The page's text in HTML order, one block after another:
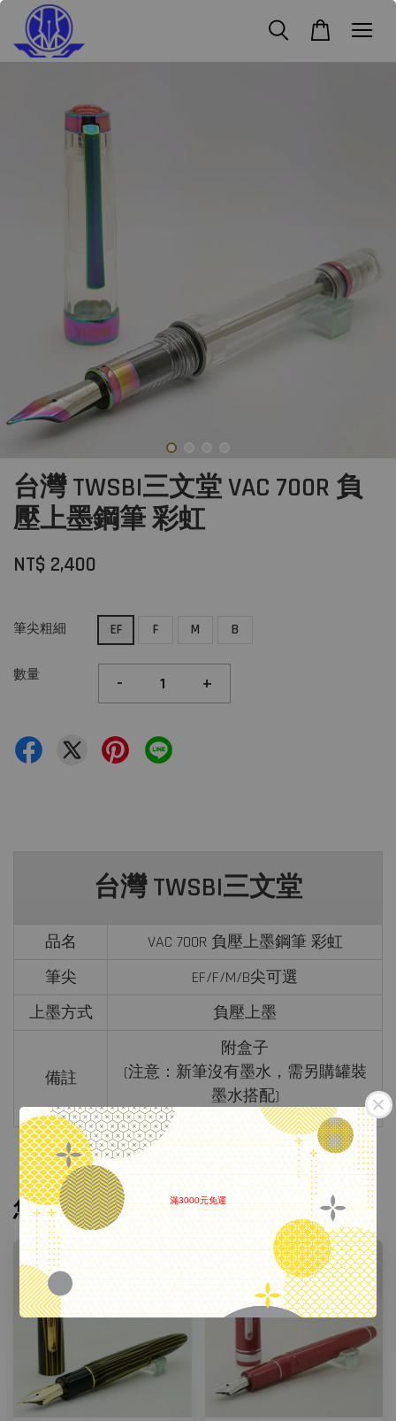
滿3000元免運
台灣 TWSBI三文堂 VAC 700R 負
壓上墨鋼筆 彩虹
NT$ 2,400
筆尖粗細 EF F M B
數量 - +
台灣 TWSBI三文堂
品名
VAC 700R 負壓上墨鋼筆 彩虹
筆尖
EF/F/M/B尖可選
上墨方式
負壓上墨
備註
附盒子
(注意：新筆沒有墨水，需另購罐裝
墨水搭配)
您可能也喜歡